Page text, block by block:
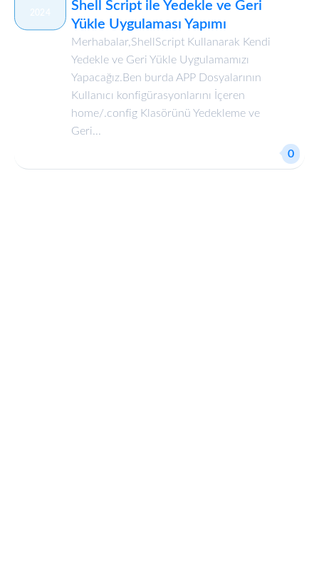
Shell Script ile Yedekle ve Geri
Yükle Uygulaması Yapımı
Merhabalar,ShellScript Kullanarak Kendi
Yedekle ve Geri Yükle Uygulamamızı
Yapacağız.Ben burda APP Dosyalarının
Kullanıcı konfigürasyonlarını İçeren
home/.config Klasörünü Yedekleme ve
Geri...
0